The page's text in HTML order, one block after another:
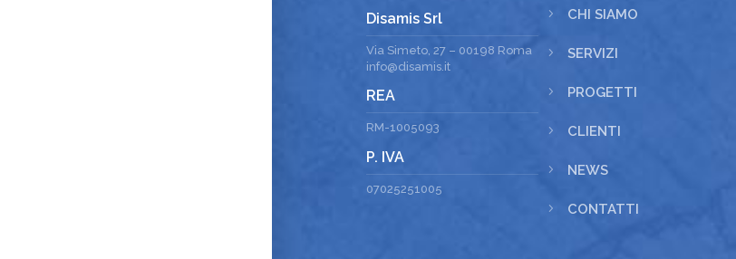
Disamis Srl
Via Simeto, 27 – 00198 Roma
info@disamis.it
REA
RM-1005093
P. IVA
07025251005
5 CHI SIAMO
5 SERVIZI
5 PROGETTI
5 CLIENTI
5 NEWS
5 CONTATTI